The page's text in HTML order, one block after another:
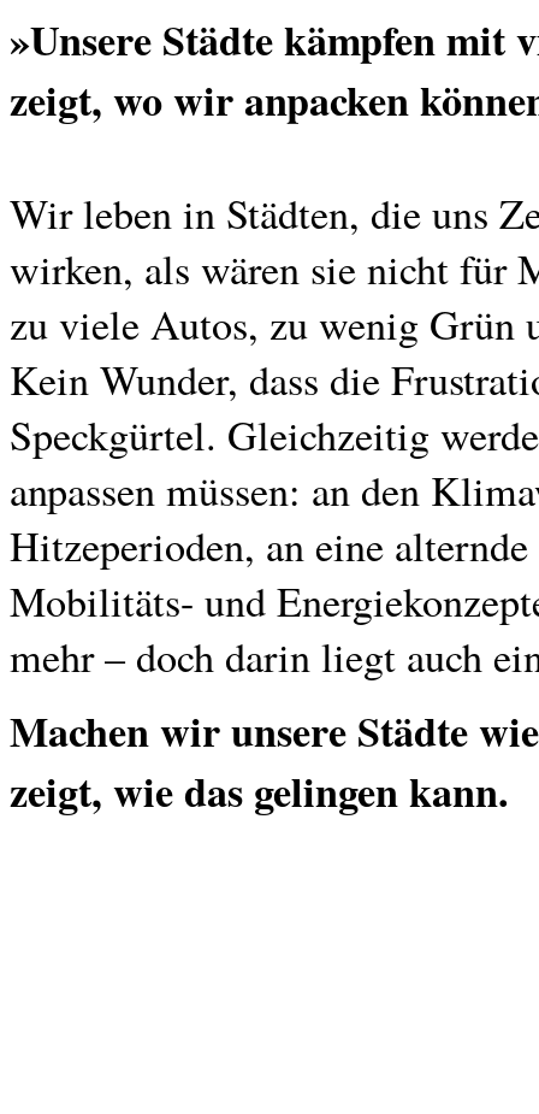
»Unsere Städte kämpfen mit
zeigt, wo wir anpacken
Wir leben in Städten, die uns
wirken, als wären sie nicht für
zu viele Autos, zu wenig Grün
Kein Wunder, dass die
Speckgürtel. Gleichzeitig
anpassen müssen: an den
Hitzeperioden, an eine
Mobilitäts- und
mehr – doch darin liegt auch
Machen wir unsere Städte
zeigt, wie das gelingen kann.